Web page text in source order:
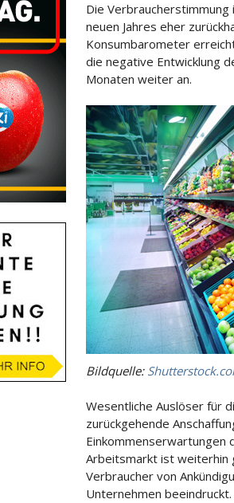
Die Verbraucherstimmung
neuen Jahres eher
Konsumbarometer
die negative Entwicklung
Monaten weiter an.
Bildquelle:
Wesentliche Auslöser für
zurückgehende
Einkommenserwartungen
Arbeitsmarkt ist weiterhin
Verbraucher von
Unternehmen beeindruckt.